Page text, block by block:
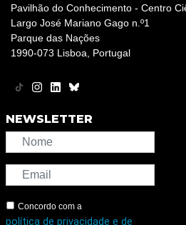
Pavilhão do Conhecimento - Centro
Largo José Mariano Gago n.º1
Parque das Nações
1990-073 Lisboa, Portugal
NEWSLETTER
Concordo com a
política de privacidade e de